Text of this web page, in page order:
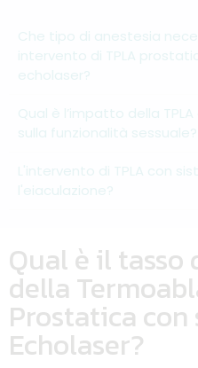
Che tipo di anestesia
intervento di TPLA
echolaser?
Qual è l’impatto della
sulla funzionalità sessuale?
L'intervento di TPLA con
l'eiaculazione?
Qual è il tasso
della
Prostatica con
Echolaser?